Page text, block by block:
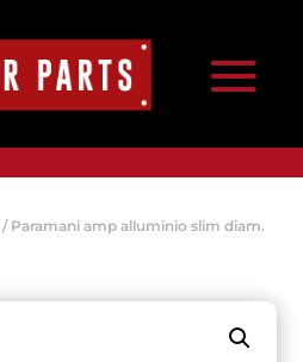
/ Paramani amp alluminio slim diam.